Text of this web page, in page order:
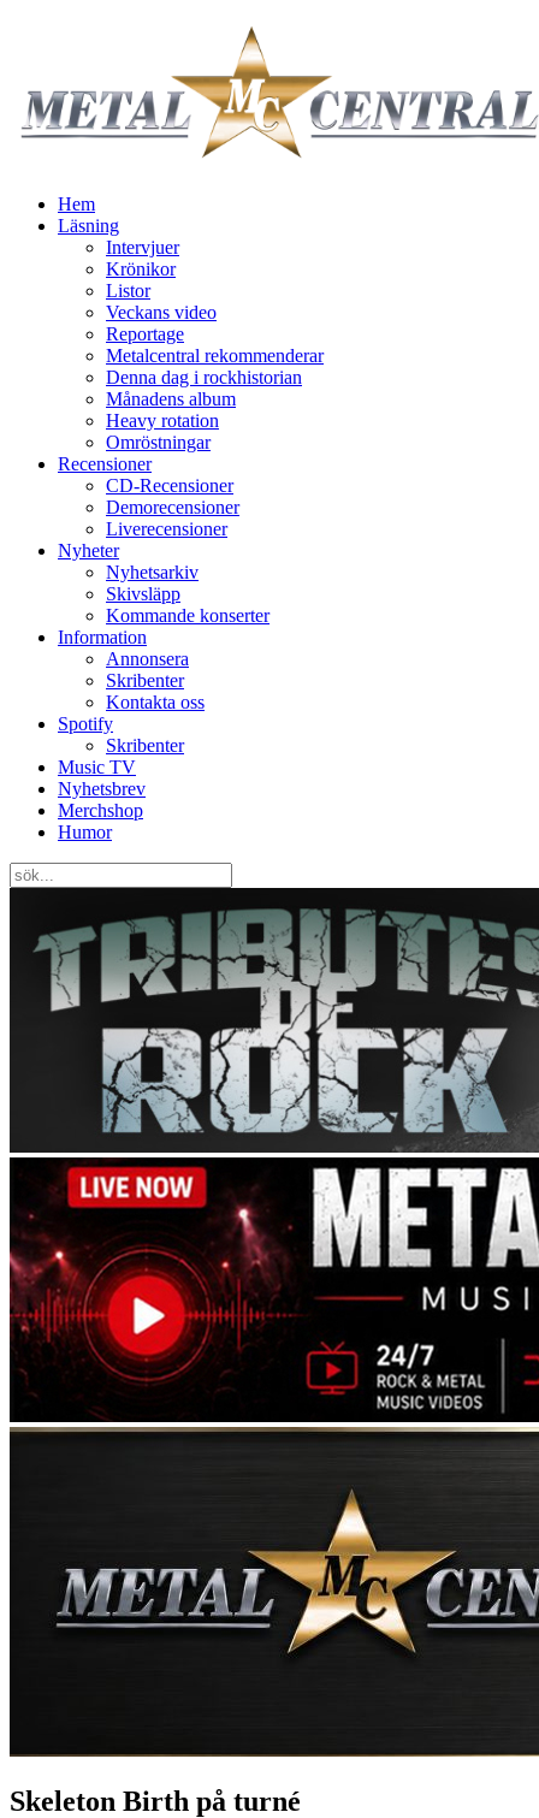
Hem
Läsning
Intervjuer
Krönikor
Listor
Veckans video
Reportage
Metalcentral rekommenderar
Denna dag i rockhistorian
Månadens album
Heavy rotation
Omröstningar
Recensioner
CD-Recensioner
Demorecensioner
Liverecensioner
Nyheter
Nyhetsarkiv
Skivsläpp
Kommande konserter
Information
Annonsera
Skribenter
Kontakta oss
Spotify
Skribenter
Music TV
Nyhetsbrev
Merchshop
Humor
Skeleton Birth på turné